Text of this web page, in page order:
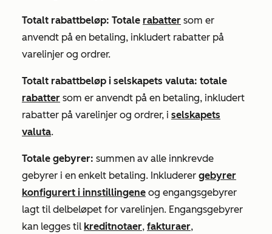
Totalt rabattbeløp: Totale rabatter som er
anvendt på en betaling, inkludert rabatter på
varelinjer og ordrer.
Totalt rabattbeløp i selskapets valuta: totale
rabatter som er anvendt på en betaling, inkludert
rabatter på varelinjer og ordrer, i selskapets
valuta.
Totale gebyrer: summen av alle innkrevde
gebyrer i en enkelt betaling. Inkluderer gebyrer
konfigurert i innstillingene og engangsgebyrer
lagt til delbeløpet for varelinjen. Engangsgebyrer
kan legges til kreditnotaer, fakturaer,